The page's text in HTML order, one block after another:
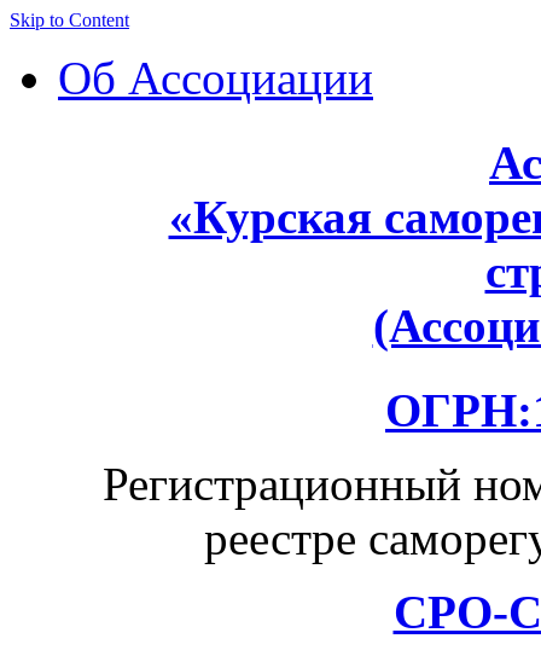
Skip to Content
Об Ассоциации
«Курская
Регистрационный
реестре
СРО-